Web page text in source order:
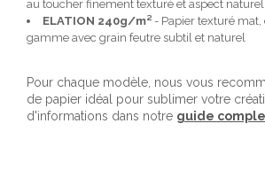
au toucher finement texturé et aspect naturel
ELATION 240g/m² - Papier texturé mat,
gamme avec grain feutre subtil et naturel
Pour chaque modèle, nous vous
de papier idéal pour sublimer votre
d'informations dans notre guide